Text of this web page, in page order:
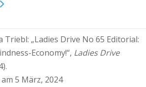
Triebl: „Ladies Drive No 65 Editorial:
Economy!“, Ladies Drive
5 März, 2024